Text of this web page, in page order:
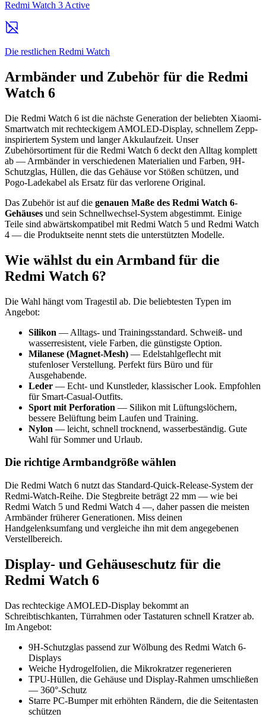
Redmi Watch 3 Active
Die restlichen Redmi Watch
Armbänder und Zubehör für die Redmi
Watch 6
Die Redmi Watch 6 ist die nächste Generation der beliebten Xiaomi-
Smartwatch mit rechteckigem AMOLED-Display, schnellem Zepp-
inspiriertem System und langer Akkulaufzeit. Unser
Zubehörsortiment für die Redmi Watch 6 deckt den Alltag komplett
ab — Armbänder in verschiedenen Materialien und Farben, 9H-
Schutzglas, Hüllen, die das Gehäuse vor Stößen schützen, und
Pogo-Ladekabel als Ersatz für das verlorene Original.
Das Zubehör ist auf die genauen Maße des Redmi Watch 6-
Gehäuses und sein Schnellwechsel-System abgestimmt. Einige
Teile sind abwärtskompatibel mit Redmi Watch 5 und Redmi Watch
4 — die Produktseite nennt stets die unterstützten Modelle.
Wie wählst du ein Armband für die
Redmi Watch 6?
Die Wahl hängt vom Tragestil ab. Die beliebtesten Typen im
Angebot:
Silikon — Alltags- und Trainingsstandard. Schweiß- und
wasserresistent, viele Farben, die günstigste Option.
Milanese (Magnet-Mesh) — Edelstahlgeflecht mit
stufenloser Verstellung. Perfekt fürs Büro und für
Ausgehabende.
Leder — Echt- und Kunstleder, klassischer Look. Empfohlen
für Smart-Casual-Outfits.
Sport mit Perforation — Silikon mit Lüftungslöchern,
bessere Belüftung beim Laufen und Training.
Nylon — leicht, schnell trocknend, wasserbeständig. Gute
Wahl für Sommer und Urlaub.
Die richtige Armbandgröße wählen
Die Redmi Watch 6 nutzt das Standard-Quick-Release-System der
Redmi-Watch-Reihe. Die Stegbreite beträgt 22 mm — wie bei
Redmi Watch 5 und Redmi Watch 4 —, daher passen die meisten
Armbänder früherer Generationen. Miss deinen
Handgelenksumfang und vergleiche ihn mit dem angegebenen
Verstellbereich.
Display- und Gehäuseschutz für die
Redmi Watch 6
Das rechteckige AMOLED-Display bekommt an
Schreibtischkanten, Türrahmen oder Tastaturen schnell Kratzer ab.
Im Angebot:
9H-Schutzglas passend zur Wölbung des Redmi Watch 6-
Displays
Weiche Hydrogelfolien, die Mikrokratzer regenerieren
TPU-Hüllen, die Gehäuse und Display-Rahmen umschließen
— 360°-Schutz
Starre PC-Bumper mit erhöhten Rändern, die die Seitentasten
schützen